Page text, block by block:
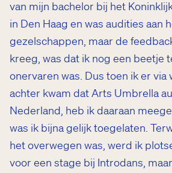
van mijn bachelor bij het
in Den Haag en was audities aan
gezelschappen, maar de
kreeg, was dat ik nog een beetje
onervaren was. Dus toen ik er via
achter kwam dat Arts Umbrella
Nederland, heb ik daaraan
was ik bijna gelijk toegelaten.
het overwegen was, werd ik
voor een stage bij Introdans,